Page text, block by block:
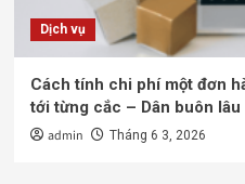
Dịch vụ
Cách tính chi phí một đơn
tới từng cắc – Dân buôn lâu
admin Tháng 6 3, 2026